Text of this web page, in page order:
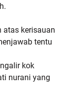
atas kerisauan
tentu
kok
nurani yang